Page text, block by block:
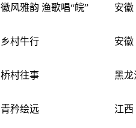
徽风雅韵 渔歌唱“皖” 安徽
乡村牛行 安徽
桥村往事 黑龙
青矜绘远 江西